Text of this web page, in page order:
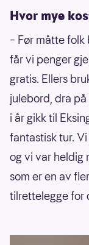
Hvor mye
– Før måtte
får vi penger
gratis. Ellers
julebord, dra
i år gikk til
fantastisk tur.
og vi var heldig
som er en av
tilrettelegge for